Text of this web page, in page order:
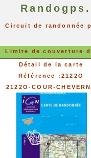
Circuit de randonnée
Limite de couverture
Détail de la carte
Référence :2122O
2122O-COUR-